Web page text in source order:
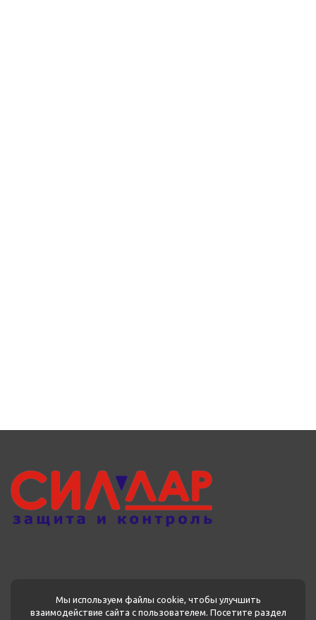
Мы используем файлы cookie, чтобы улучшить
взаимодействие сайта с пользователем. Посетите раздел